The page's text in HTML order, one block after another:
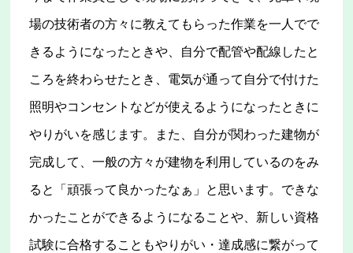
場の技術者の方々に教えてもらった作業を一人でで
きるようになったときや、自分で配管や配線したと
ころを終わらせたとき、電気が通って自分で付けた
照明やコンセントなどが使えるようになったときに
やりがいを感じます。また、自分が関わった建物が
完成して、一般の方々が建物を利用しているのをみ
ると「頑張って良かったなぁ」と思います。できな
かったことができるようになることや、新しい資格
試験に合格することもやりがい・達成感に繋がって